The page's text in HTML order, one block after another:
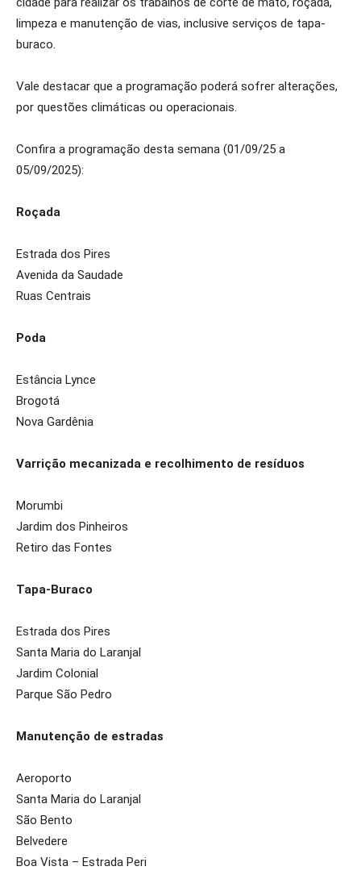
limpeza e manutenção de vias, inclusive serviços de tapa-
buraco.
Vale destacar que a programação poderá sofrer alterações,
por questões climáticas ou operacionais.
Confira a programação desta semana (01/09/25 a
05/09/2025):
Roçada
Estrada dos Pires
Avenida da Saudade
Ruas Centrais
Poda
Estância Lynce
Brogotá
Nova Gardênia
Varrição mecanizada e recolhimento de resíduos
Morumbi
Jardim dos Pinheiros
Retiro das Fontes
Tapa-Buraco
Estrada dos Pires
Santa Maria do Laranjal
Jardim Colonial
Parque São Pedro
Manutenção de estradas
Aeroporto
Santa Maria do Laranjal
São Bento
Belvedere
Boa Vista – Estrada Peri